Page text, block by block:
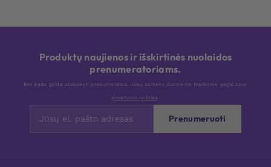
Produktų naujienos ir išskirtinės nuolaidos
prenumeratoriams.
Bet kada galite atsisakyti prenumeratos. Jūsų asmens duomenis tvarkome pagal savo
privatumo politiką
Prenumeruoti